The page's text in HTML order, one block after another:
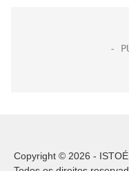
Copyright © 2026 -